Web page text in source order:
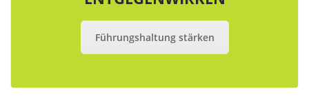
Füh­rungs­hal­tung stärken